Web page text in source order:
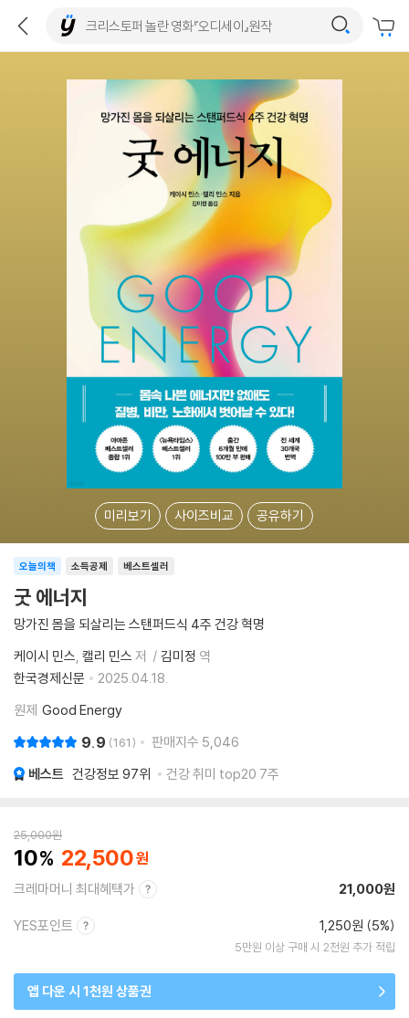
미리보기 사이즈비교 공유하기
소득공제 베스트셀러
오늘의책
굿 에너지
망가진 몸을 되살리는 스탠퍼드식 4주 건강 혁명
케이시 민스 캘리 민스 저 김미정 역
한국경제신문
2025.04.18.
원제 Good Energy
9.9 161 판매지수 5,046
베스트 건강정보 97위 건강 취미 top20 7주
25,000원
10 22,500
크레마머니 최대혜택가 21,000원
YES포인트 1,250원 (5%)
5만원 이상 구매 시 2천원 추가 적립
앱 다운 시 1천원 상품권